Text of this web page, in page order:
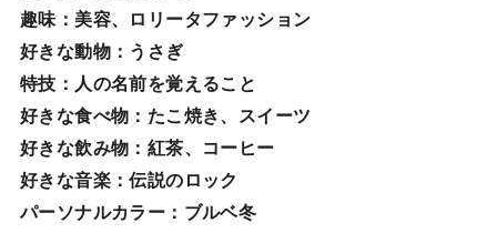
趣味 ：美容、ロリータファッション
好きな動物：うさぎ
特技 ：人の名前を覚えること
好きな食べ物 ：たこ焼き、スイーツ
好きな飲み物：紅茶、コーヒー
好きな音楽：伝説のロック
パーソナルカラー：ブルベ冬